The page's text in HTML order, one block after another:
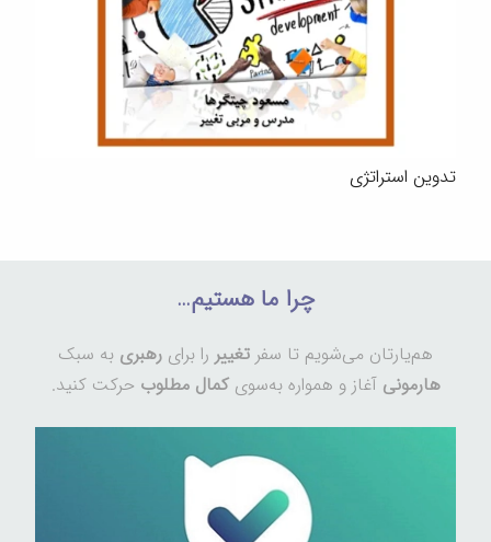
تدوین استراتژی
چرا ما هستیم…
هم‌یارتان می‌شویم تا سفر تغییر را برای رهبری به سبک
هارمونی آغاز و همواره به‌سوی کمال مطلوب حرکت کنید.